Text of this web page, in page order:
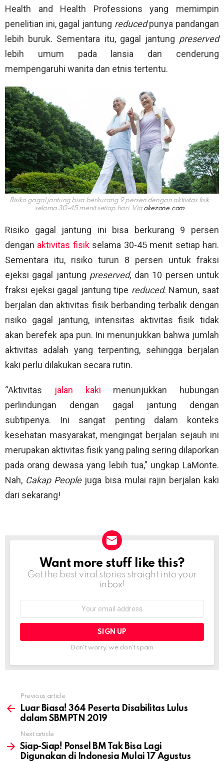
Health and Health Professions yang memimpin
penelitian ini, gagal jantung reducedpunya pandangan
lebih buruk. Sementara itu, gagal jantung preserved
lebih umum pada lansia dan cenderung
mempengaruhi wanita dan etnis tertentu.
Risiko gagal jantung bisa berkurang 9 persen dengan aktivitas fisik
selama 30-45 menit setiap hari. Via okezone.com
Risiko gagal jantung ini bisa berkurang 9 persen
dengan aktivitas fisikselama 30-45 menit setiap hari.
Sementara itu, risiko turun 8 persen untuk fraksi
ejeksi gagal jantung preserved, dan 10 persen untuk
fraksi ejeksi gagal jantung tipe reduced. Namun, saat
berjalan dan aktivitas fisik berbanding terbalik dengan
risiko gagal jantung, intensitas aktivitas fisik tidak
akan berefek apa pun. Ini menunjukkan bahwa jumlah
aktivitas adalah yang terpenting, sehingga berjalan
kaki perlu dilakukan secara rutin.
“Aktivitas jalan kaki menunjukkan hubungan
perlindungan dengan gagal jantung dengan
subtipenya. Ini sangat penting dalam konteks
kesehatan masyarakat, mengingat berjalan sejauh ini
merupakan aktivitas fisik yang paling sering dilaporkan
pada orang dewasa yang lebih tua,” ungkap LaMonte.
Nah, Cakap Peoplejuga bisa mulai rajin berjalan kaki
dari sekarang!
NEWSLETTER
Want more stuff like this?
Get the best viral stories straight into your
inbox!
Don't worry, we don't spam
more
Previous article
Luar Biasa! 364 Peserta Disabilitas Lulus
dalam SBMPTN 2019
Next article
Siap-Siap! Ponsel BM Tak Bisa Lagi
Digunakan di Indonesia Mulai 17 Agustus